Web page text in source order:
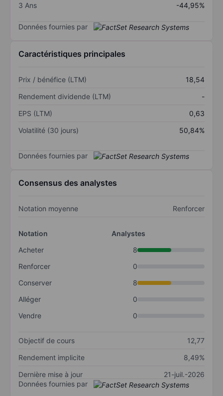
3 Ans
-44,95%
Données fournies par
Caractéristiques principales
Prix / bénéfice (LTM)
18,54
Rendement dividende (LTM)
-
EPS (LTM)
0,63
Volatilité (30 jours)
50,84%
Données fournies par
Consensus des analystes
Notation moyenne Renforcer
Notation
Analystes
Acheter
8
Renforcer
0
Conserver
8
Alléger
0
Vendre
0
Objectif de cours
12,77
Rendement implicite
8,49%
Dernière mise à jour
21-juil.-2026
Données fournies par